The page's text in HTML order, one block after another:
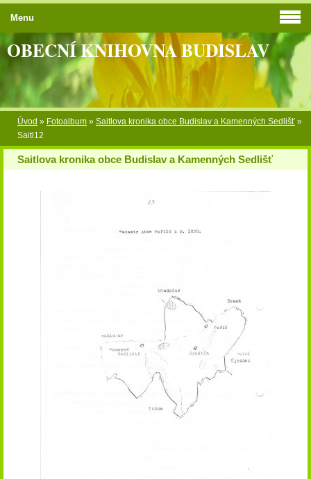
OBECNÍ KNIHOVNA BUDISLAV
Úvod » Fotoalbum » Saitlova kronika obce Budislav a Kamenných Sedlišť »
Saitl12
Saitlova kronika obce Budislav a Kamenných Sedlišť
Menu